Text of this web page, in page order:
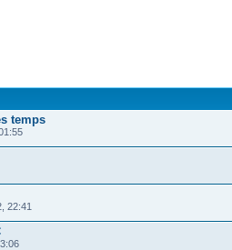
temps
22:41